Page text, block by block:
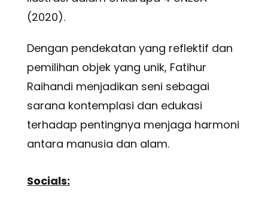
(2020).
Dengan pendekatan yang reflektif dan
pemilihan objek yang unik, Fatihur
Raihandi menjadikan seni sebagai
sarana kontemplasi dan edukasi
terhadap pentingnya menjaga harmoni
antara manusia dan alam.
Socials: